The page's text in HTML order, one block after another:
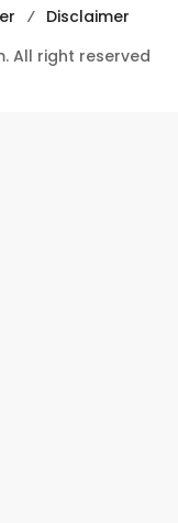
Disclaimer
All right reserved